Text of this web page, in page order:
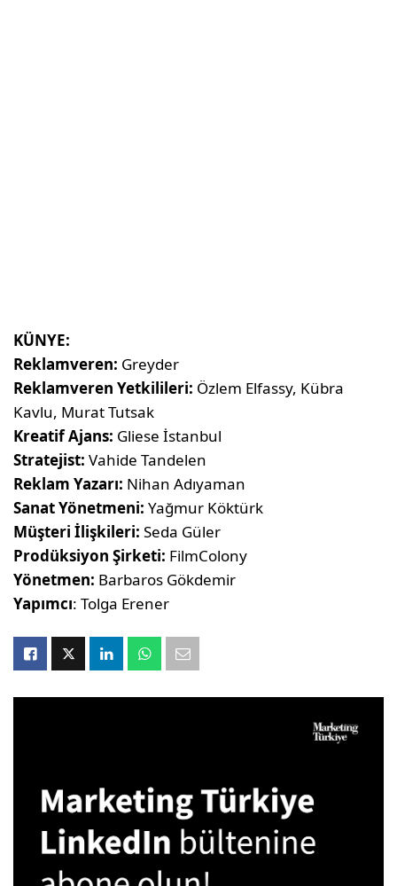
KÜNYE:
Reklamveren: Greyder
Reklamveren Yetkilileri: Özlem Elfassy, Kübra
Kavlu, Murat Tutsak
Kreatif Ajans: Gliese İstanbul
Stratejist:Vahide Tandelen
Reklam Yazarı: Nihan Adıyaman
Sanat Yönetmeni: Yağmur Köktürk
Müşteri İlişkileri: Seda Güler
Prodüksiyon Şirketi: FilmColony
Yönetmen: Barbaros Gökdemir
Yapımcı: Tolga Erener